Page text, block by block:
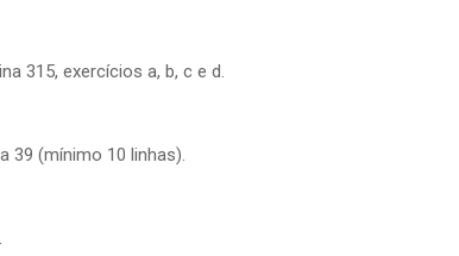
315, exercícios a, b, c e d.
39 (mínimo 10 linhas).